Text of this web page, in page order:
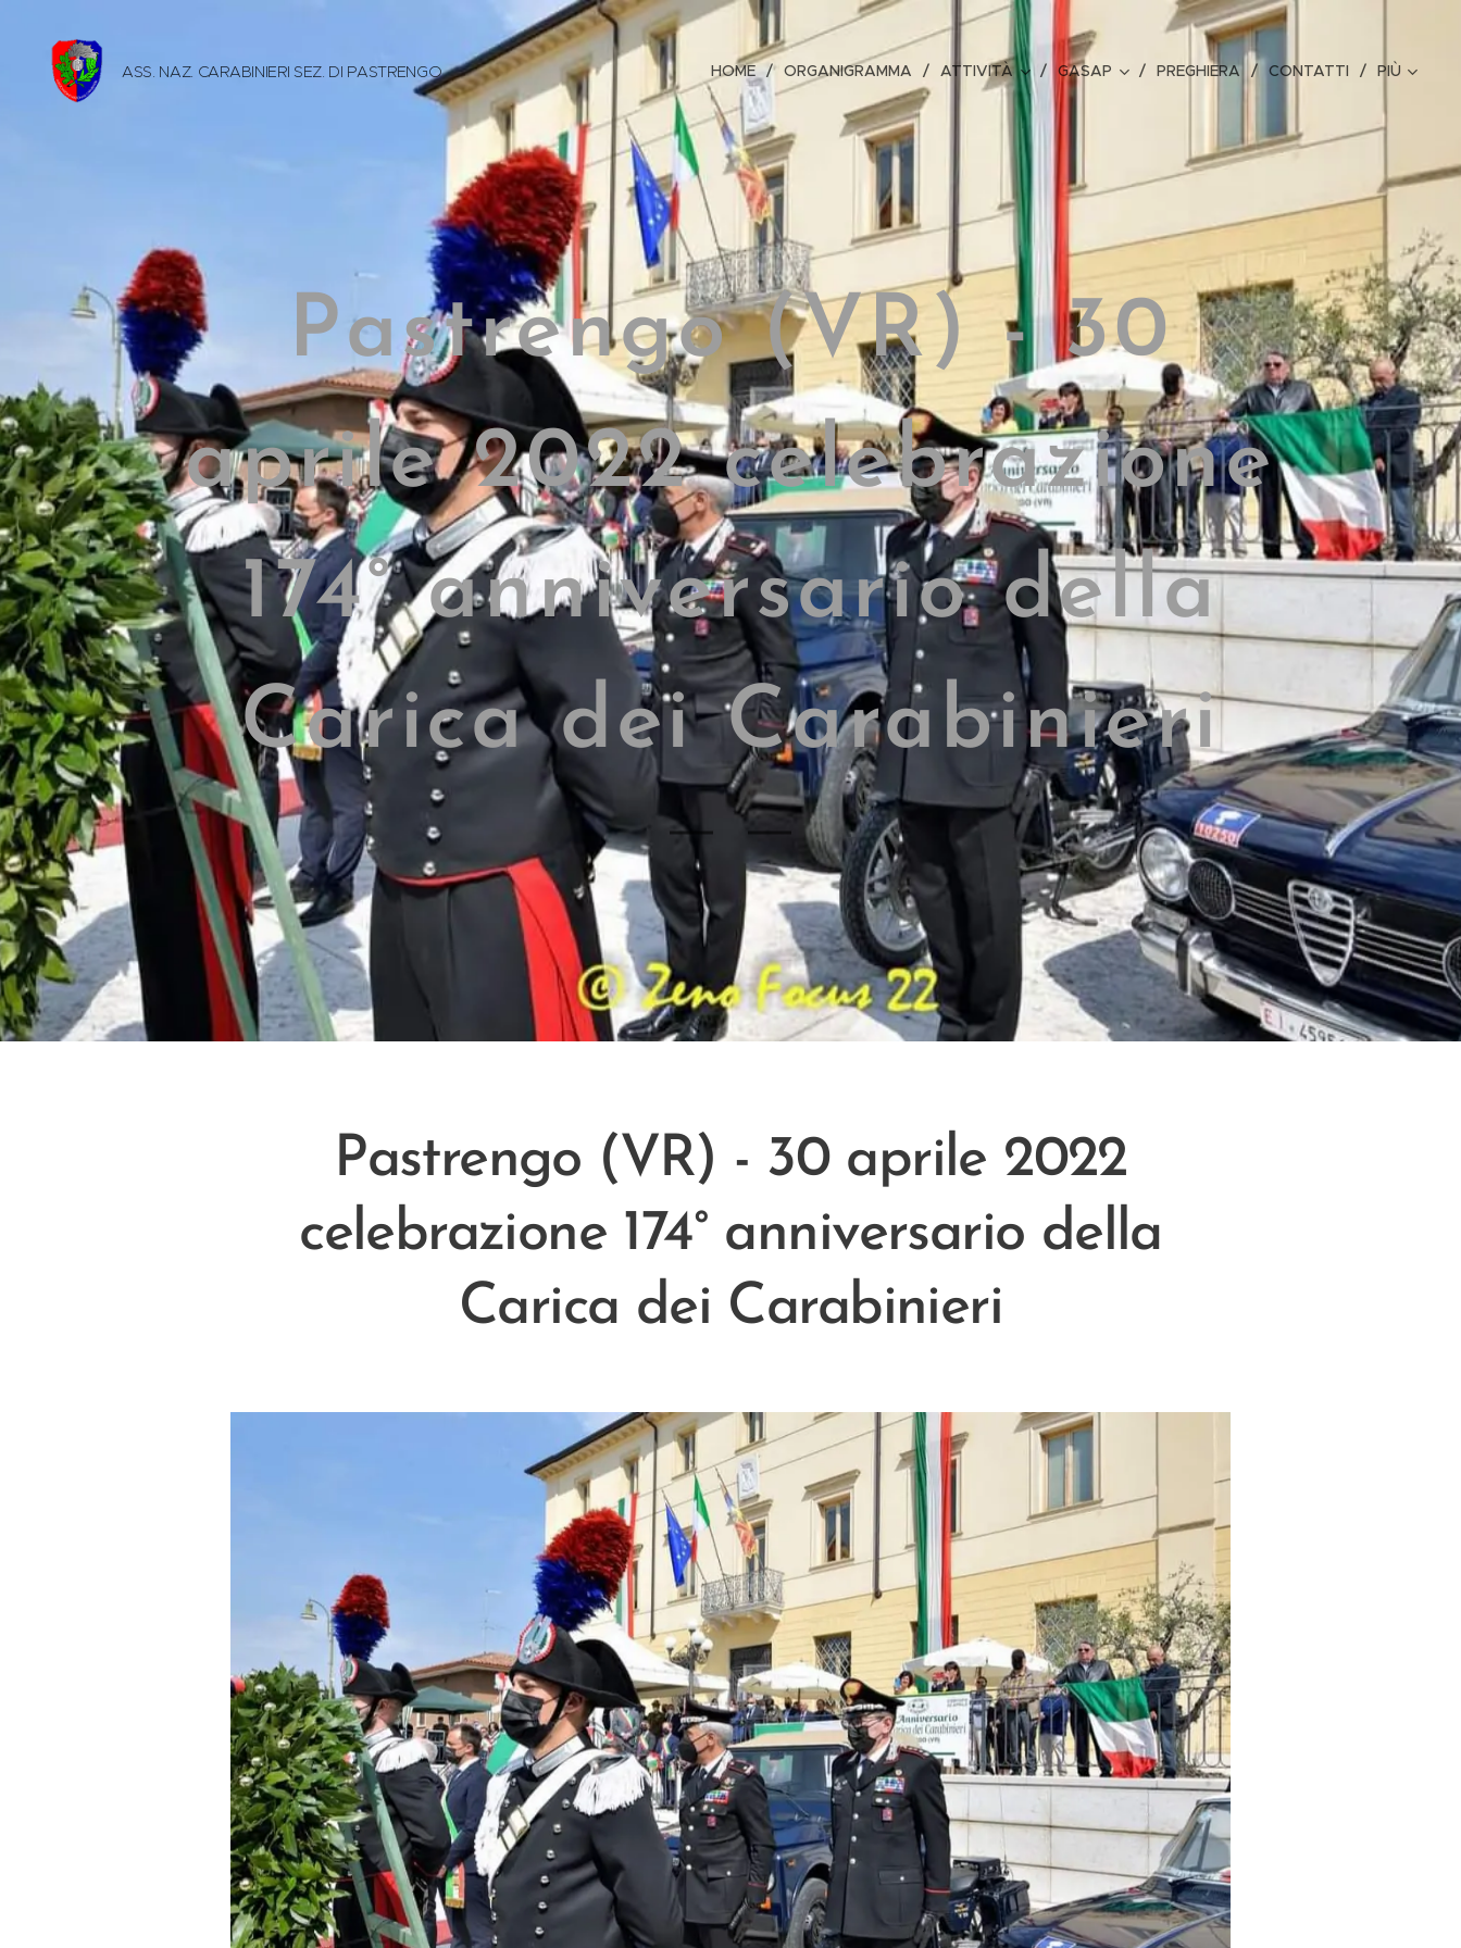
ASS. NAZ. CARABINIERI SEZ. DI PASTRENGO HOME ORGANIGRAMMA ATTIVITÀ GASAP PREGHIERA CONTATTI PIÙ
Pastrengo (VR) - 30
aprile 2022 celebrazione
174° anniversario della
Carica dei Carabinieri
Pastrengo (VR) - 30 aprile 2022
celebrazione 174° anniversario della
Carica dei Carabinieri